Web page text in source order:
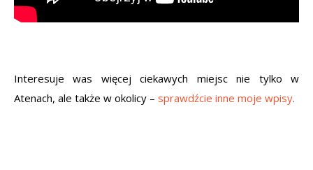
Interesuje was więcej ciekawych miejsc nie tylko w
Atenach, ale także w okolicy – sprawdźcie inne moje wpisy.